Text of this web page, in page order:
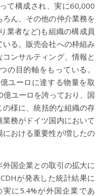
て構成され、実に60,000
ん、その他の仲介業務を
業者など)も組織の構成員
る。販売会社への枠組み
ンサルティング、情報と
の目的軸をもっている。
ユーロに達する物量を取
ユーロを誇っており、国
様に、統括的な組織の存
務がドイツ国内において
おける重要性が増したの
国企業との取引の拡大に
が発表した統計結果に
に5.4%が外国企業であ